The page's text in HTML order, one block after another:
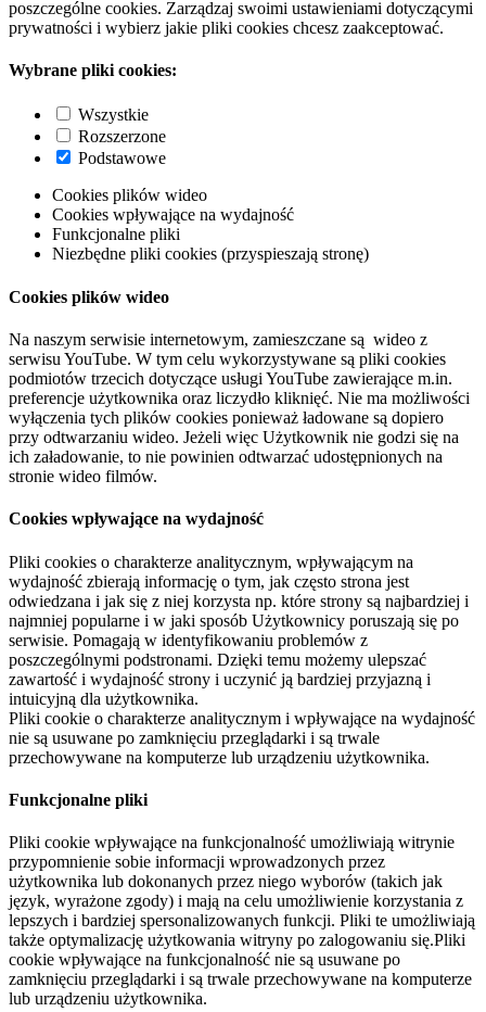
poszczególne cookies. Zarządzaj swoimi ustawieniami dotyczącymi
prywatności i wybierz jakie pliki cookies chcesz zaakceptować.
Wybrane pliki cookies:
Wszystkie
Rozszerzone
Podstawowe
Cookies plików wideo
Cookies wpływające na wydajność
Funkcjonalne pliki
Niezbędne pliki cookies (przyspieszają stronę)
Cookies plików wideo
Na naszym serwisie internetowym, zamieszczane są wideo z
serwisu YouTube. W tym celu wykorzystywane są pliki cookies
podmiotów trzecich dotyczące usługi YouTube zawierające m.in.
preferencje użytkownika oraz liczydło kliknięć. Nie ma możliwości
wyłączenia tych plików cookies ponieważ ładowane są dopiero
przy odtwarzaniu wideo. Jeżeli więc Użytkownik nie godzi się na
ich załadowanie, to nie powinien odtwarzać udostępnionych na
stronie wideo filmów.
Cookies wpływające na wydajność
Pliki cookies o charakterze analitycznym, wpływającym na
wydajność zbierają informację o tym, jak często strona jest
odwiedzana i jak się z niej korzysta np. które strony są najbardziej i
najmniej popularne i w jaki sposób Użytkownicy poruszają się po
serwisie. Pomagają w identyfikowaniu problemów z
poszczególnymi podstronami. Dzięki temu możemy ulepszać
zawartość i wydajność strony i uczynić ją bardziej przyjazną i
intuicyjną dla użytkownika.
Pliki cookie o charakterze analitycznym i wpływające na wydajność
nie są usuwane po zamknięciu przeglądarki i są trwale
przechowywane na komputerze lub urządzeniu użytkownika.
Funkcjonalne pliki
Pliki cookie wpływające na funkcjonalność umożliwiają witrynie
przypomnienie sobie informacji wprowadzonych przez
użytkownika lub dokonanych przez niego wyborów (takich jak
język, wyrażone zgody) i mają na celu umożliwienie korzystania z
lepszych i bardziej spersonalizowanych funkcji. Pliki te umożliwiają
także optymalizację użytkowania witryny po zalogowaniu się.Pliki
cookie wpływające na funkcjonalność nie są usuwane po
zamknięciu przeglądarki i są trwale przechowywane na komputerze
lub urządzeniu użytkownika.